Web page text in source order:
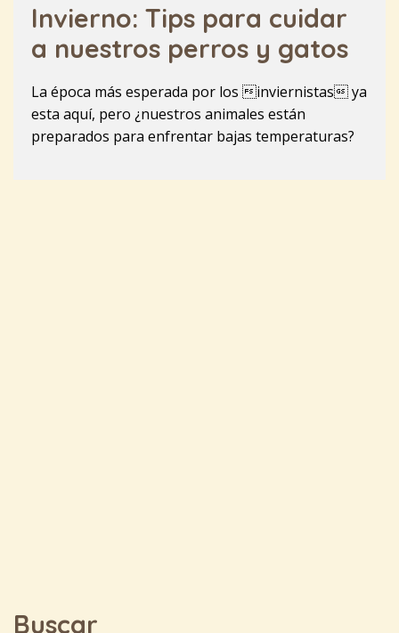
Invierno: Tips para cuidar
a nuestros perros y gatos
La época más esperada por los inviernistas ya
esta aquí, pero ¿nuestros animales están
preparados para enfrentar bajas temperaturas?
Buscar